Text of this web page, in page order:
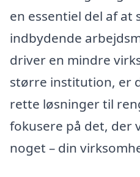
en essentiel del af at
indbydende
driver en mindre
større institution, er
rette løsninger til
fokusere på det, der
noget – din